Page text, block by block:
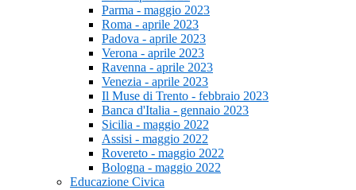
Parma - maggio 2023
Roma - aprile 2023
Padova - aprile 2023
Verona - aprile 2023
Ravenna - aprile 2023
Venezia - aprile 2023
Il Muse di Trento - febbraio 2023
Banca d'Italia - gennaio 2023
Sicilia - maggio 2022
Assisi - maggio 2022
Rovereto - maggio 2022
Bologna - maggio 2022
Educazione Civica